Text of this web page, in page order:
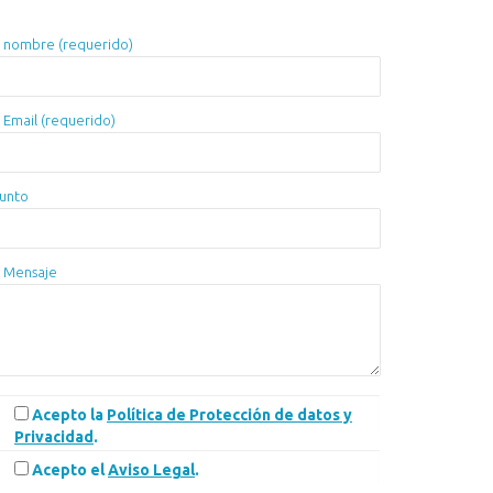
nombre (requerido)
Email (requerido)
Mensaje
Acepto la Política de Protección de datos y
Privacidad .
Acepto elAviso Legal.